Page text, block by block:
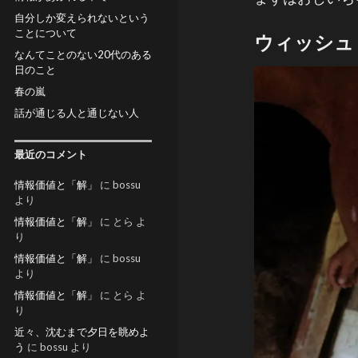
ウィッシ
自分しか変えられないという
ことについて
なんてことのない20代のある
日のこと
春の嵐
話が通じる人と通じない人
最近のコメント
情報価値と「解」 に bossu
より
情報価値と「解」
に とら よ
り
情報価値と「解」
に bossu
より
情報価値と「解」
に とら よ
り
近々、沈むまで夕日を眺めよ
う に bossu より